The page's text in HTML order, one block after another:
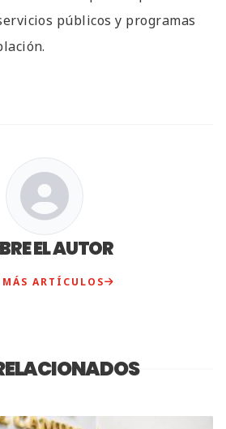
públicos y programas
EL AUTOR
MÁS ARTÍCULOS